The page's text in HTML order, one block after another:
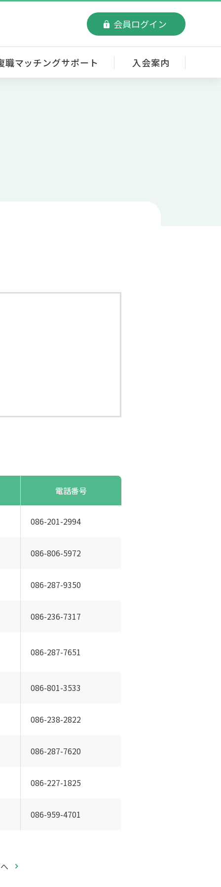
会員ログイン
職マッチングサポート 入会案内
電話番号
086-201-2994
086-806-5972
086-287-9350
086-236-7317
086-287-7651
086-801-3533
086-238-2822
086-287-7620
086-227-1825
086-959-4701